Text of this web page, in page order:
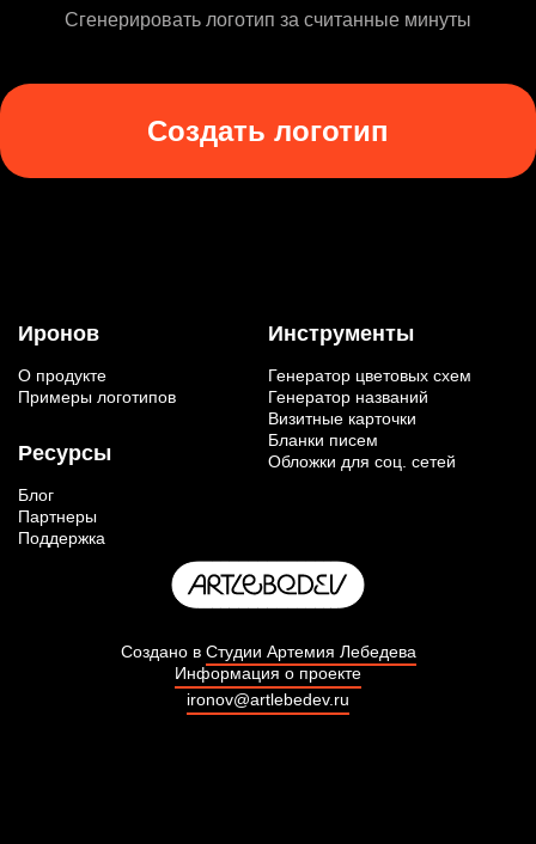
Сгенерировать логотип за считанные минуты
Создать логотип
Иронов
О продукте
Примеры логотипов
Ресурсы
Блог
Партнеры
Поддержка
Инструменты
Генератор цветовых схем
Генератор названий
Визитные карточки
Бланки писем
Обложки для соц. сетей
Создано в Студии Артемия Лебедева
Информация о проекте
ironov@artlebedev.ru